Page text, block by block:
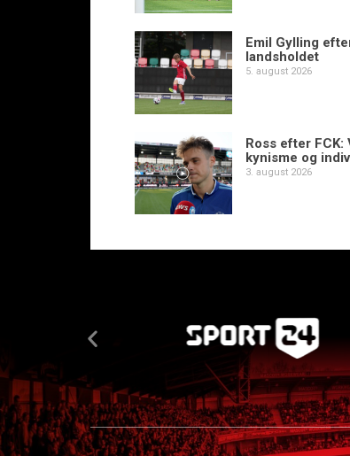
Emil Gylling
landsholdet
5. august 2026
Ross efter
kynisme og
3. august 2026